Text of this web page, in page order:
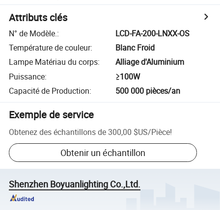
Attributs clés
N° de Modèle.:
LCD-FA-200-LNXX-OS
Température de couleur:
Blanc Froid
Lampe Matériau du corps:
Alliage d'Aluminium
Puissance:
≥100W
Capacité de Production: 500 000 pièces/an
Exemple de service
Obtenez des échantillons de300,00 $US/Pièce!
Obtenir un échantillon
Shenzhen Boyuanlighting Co.,Ltd.